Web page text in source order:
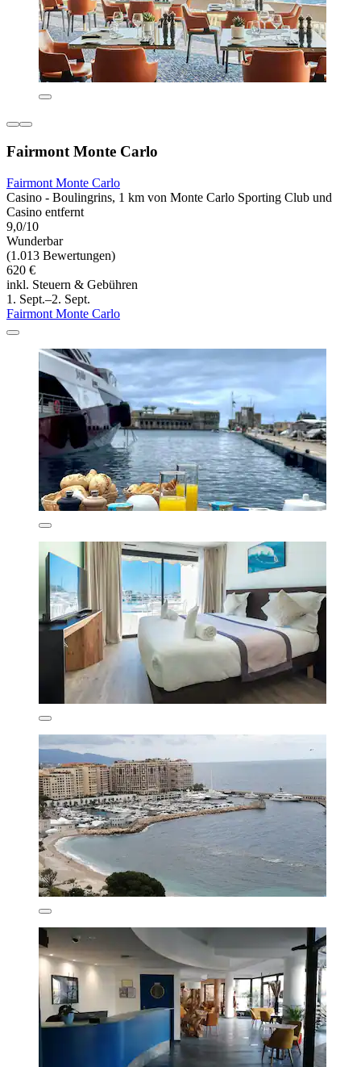
Fairmont Monte Carlo
Fairmont Monte Carlo
Casino - Boulingrins, 1 km von Monte Carlo Sporting Club und
Casino entfernt
9,0/10
Wunderbar
(1.013 Bewertungen)
620 €
inkl. Steuern & Gebühren
1. Sept.–2. Sept.
Fairmont Monte Carlo